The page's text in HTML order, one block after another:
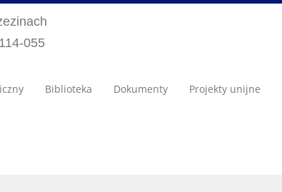
055
Biblioteka Dokumenty Projekty unijne